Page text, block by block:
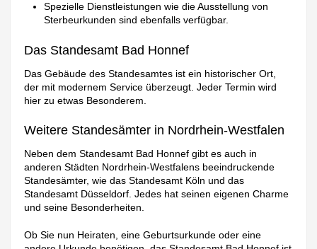
Spezielle Dienstleistungen wie die Ausstellung von
Sterbeurkunden sind ebenfalls verfügbar.
Das Standesamt Bad Honnef
Das Gebäude des Standesamtes ist ein historischer Ort,
der mit modernem Service überzeugt. Jeder Termin wird
hier zu etwas Besonderem.
Weitere Standesämter in Nordrhein-Westfalen
Neben dem Standesamt Bad Honnef gibt es auch in
anderen Städten Nordrhein-Westfalens beeindruckende
Standesämter, wie das Standesamt Köln und das
Standesamt Düsseldorf. Jedes hat seinen eigenen Charme
und seine Besonderheiten.
Ob Sie nun Heiraten, eine Geburtsurkunde oder eine